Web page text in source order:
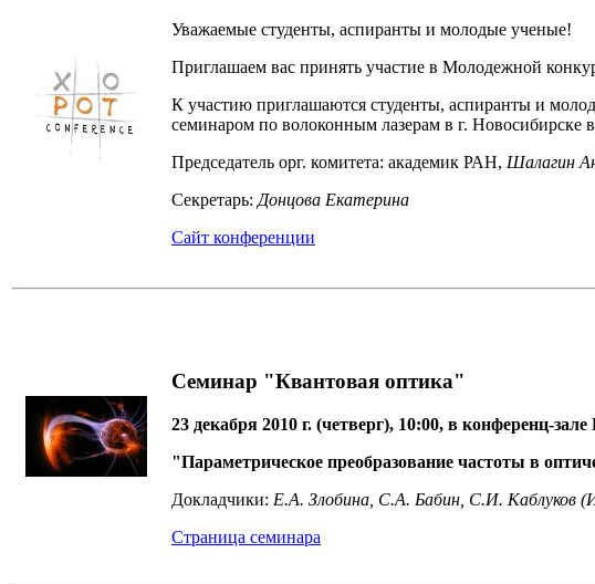
Уважаемые студенты, аспиранты и молодые ученые!
Приглашаем вас принять участие в Молодежной
К участию приглашаются студенты, аспиранты и
семинаром по волоконным лазерам в г.
Председатель орг. комитета: академик РАН, Шалагин
Секретарь: Донцова Екатерина
Сайт конференции
Семинар "Квантовая оптика"
23 декабря 2010 г. (четверг), 10:00, в конференц-
"Параметрическое преобразование частоты в
Докладчики: Е.А. Злобина, С.А. Бабин, С.И.
Страница семинара